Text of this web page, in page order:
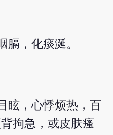
膈，化痰涎。
眩，心悸烦热，百
拘急，或皮肤瘙